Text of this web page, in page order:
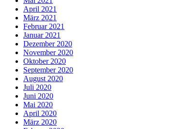
April 2021
März 2021
Februar 2021
Januar 2021
Dezember 2020
November 2020
Oktober 2020
September 2020
August 2020
Juli 2020
Juni 2020
Mai 2020
April 2020
März 2020